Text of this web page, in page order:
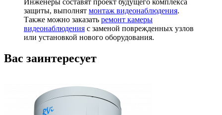
Инженеры составят проект будущего комплекса
защиты, выполнят монтаж видеонаблюдения.
Также можно заказать ремонт камеры
видеонаблюдения с заменой поврежденных узлов
или установкой нового оборудования.
Вас заинтересует